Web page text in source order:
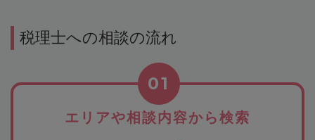
税理士への相談の流れ
エリアや相談内容から検索
01